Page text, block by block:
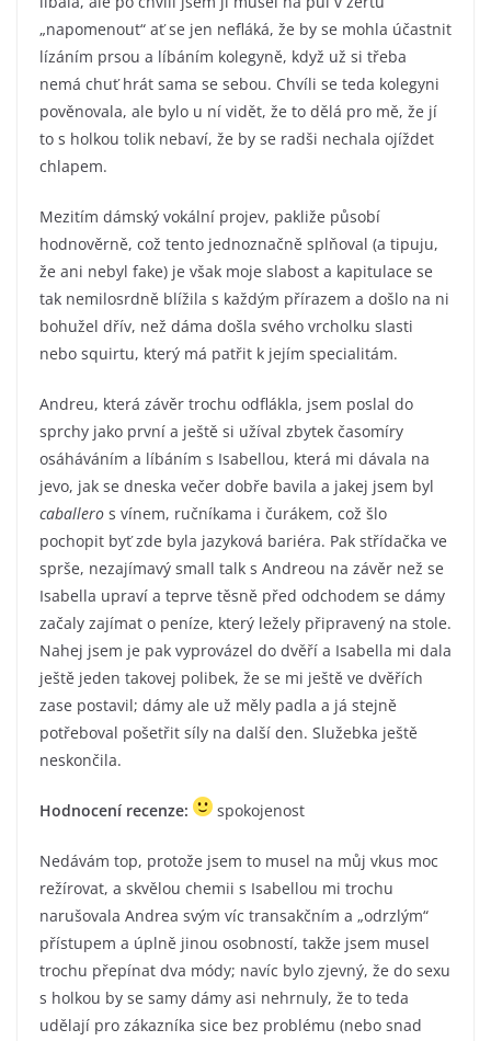
„napomenout“ ať se jen nefláká, že by se mohla účastnit
lízáním prsou a líbáním kolegyně, když už si třeba
nemá chuť hrát sama se sebou. Chvíli se teda kolegyni
pověnovala, ale bylo u ní vidět, že to dělá pro mě, že jí
to s holkou tolik nebaví, že by se radši nechala ojíždet
chlapem.
Mezitím dámský vokální projev, pakliže působí
hodnověrně, což tento jednoznačně splňoval (a tipuju,
že ani nebyl fake) je však moje slabost a kapitulace se
tak nemilosrdně blížila s každým přírazem a došlo na ni
bohužel dřív, než dáma došla svého vrcholku slasti
nebo squirtu, který má patřit k jejím specialitám.
Andreu, která závěr trochu odflákla, jsem poslal do
sprchy jako první a ještě si užíval zbytek časomíry
osáháváním a líbáním s Isabellou, která mi dávala na
jevo, jak se dneska večer dobře bavila a jakej jsem byl
caballero s vínem, ručníkama i čurákem, což šlo
pochopit byť zde byla jazyková bariéra. Pak střídačka ve
sprše, nezajímavý small talk s Andreou na závěr než se
Isabella upraví a teprve těsně před odchodem se dámy
začaly zajímat o peníze, který ležely připravený na stole.
Nahej jsem je pak vyprovázel do dvěří a Isabella mi dala
ještě jeden takovej polibek, že se mi ještě ve dvěřích
zase postavil; dámy ale už měly padla a já stejně
potřeboval pošetřit síly na další den. Služebka ještě
neskončila.
Hodnocení recenze: spokojenost
Nedávám top, protože jsem to musel na můj vkus moc
režírovat, a skvělou chemii s Isabellou mi trochu
narušovala Andrea svým víc transakčním a „odrzlým“
přístupem a úplně jinou osobností, takže jsem musel
trochu přepínat dva módy; navíc bylo zjevný, že do sexu
s holkou by se samy dámy asi nehrnuly, že to teda
udělají pro zákazníka sice bez problému (nebo snad